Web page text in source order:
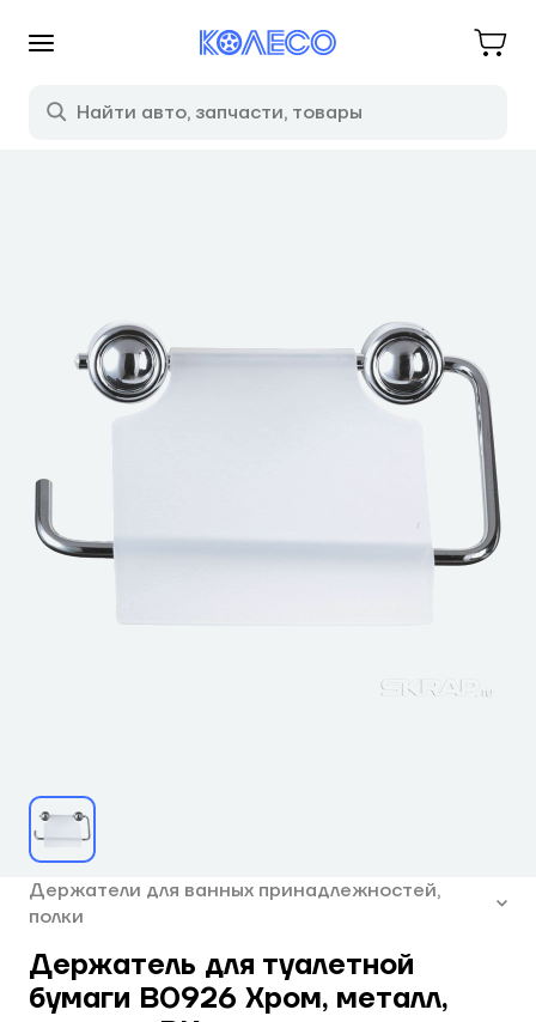
Держатели для ванных принадлежностей,
полки
Держатель для туалетной
бумаги B0926 Хром, металл,